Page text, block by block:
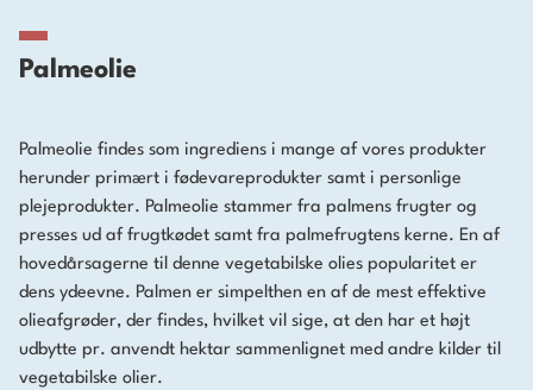
Palmeolie
Palmeolie findes som ingrediens i mange af vores produkter
herunder primært i fødevareprodukter samt i personlige
plejeprodukter. Palmeolie stammer fra palmens frugter og
presses ud af frugtkødet samt fra palmefrugtens kerne. En af
hovedårsagerne til denne vegetabilske olies popularitet er
dens ydeevne. Palmen er simpelthen en af de mest effektive
olieafgrøder, der findes, hvilket vil sige, at den har et højt
udbytte pr. anvendt hektar sammenlignet med andre kilder til
vegetabilske olier.